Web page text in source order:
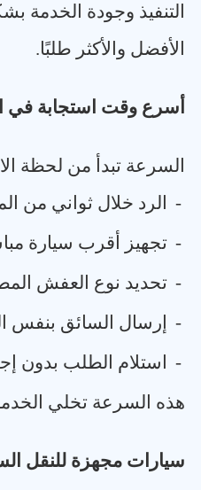
التنفيذ وجودة الخدمة
الأفضل والأكثر طلبًا.
أسرع وقت استجابة في
السرعة تبدأ من لحظة
-
الرد خلال ثواني من
- تجهيز أقرب سيارة
- تحديد نوع العفش
-
إرسال السائق بنفس
-
استلام الطلب بدون
هذه السرعة تخلي
سيارات مجهزة للنقل